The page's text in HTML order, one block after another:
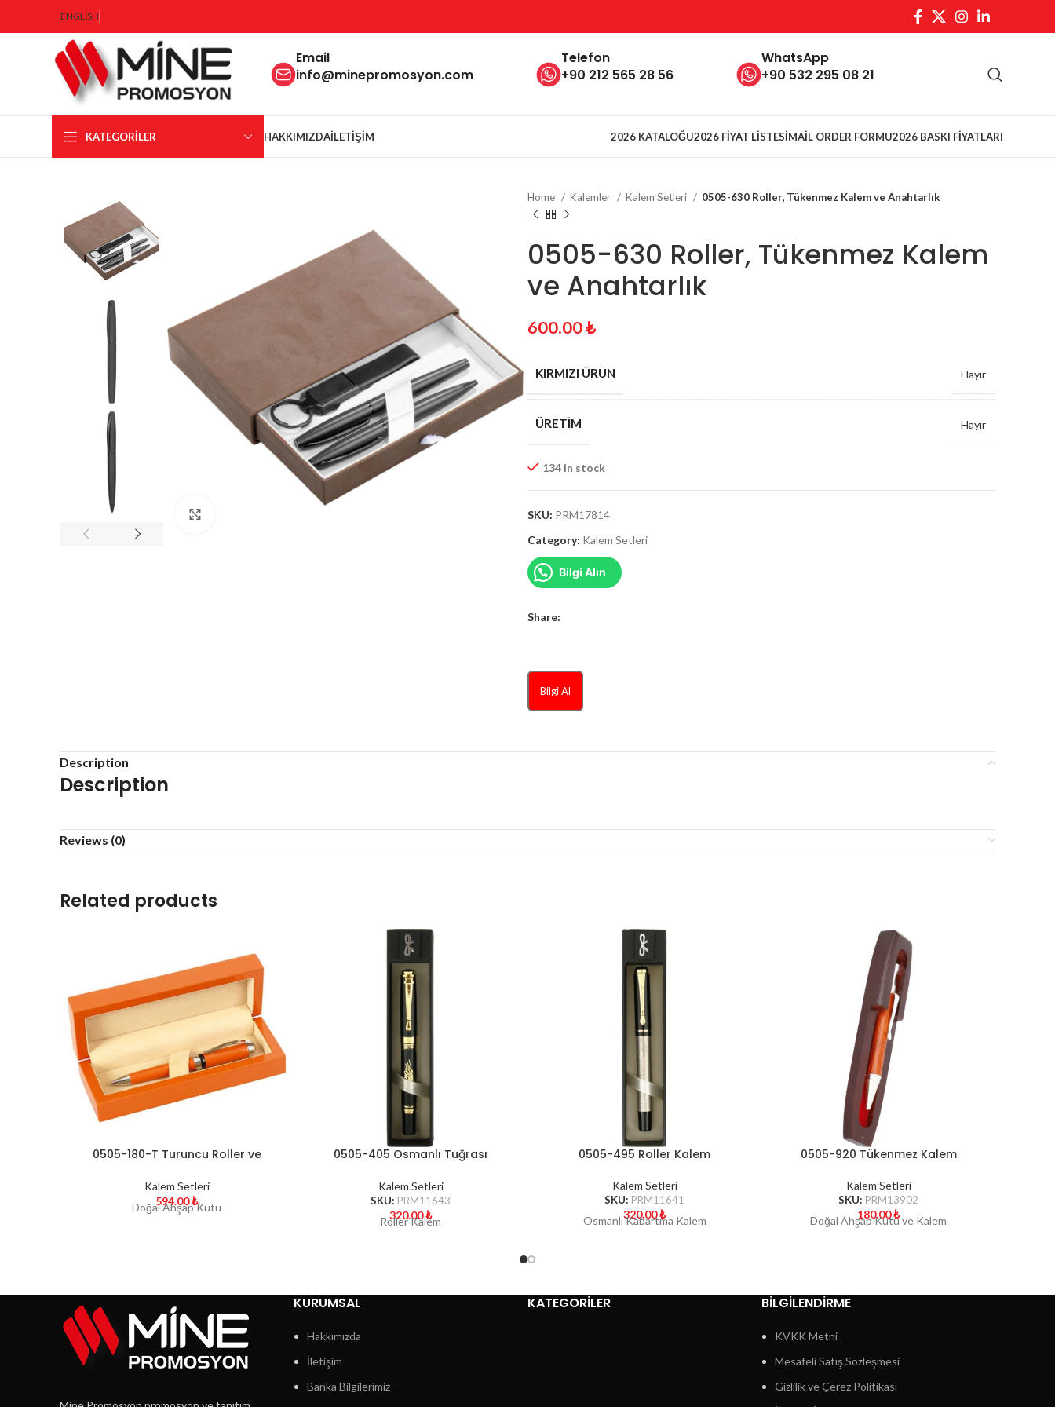
ENGLISH
Email
info@minepromosyon.com
Telefon
+90 212 565 28 56
WhatsApp
+90 532 295 08 21
KATEGORILER HAKKIMIZDAİLETIŞIM 2026 KATALOĞU2026 FİYAT LİSTESİMAİL ORDER FORMU2026 BASKI FİYATLARI
Home Kalemler Kalem Setleri 0505-630 Roller, Tükenmez Kalem ve Anahtarlık
0505-630 Roller, Tükenmez Kalem
ve Anahtarlık
600.00₺
KIRMIZI ÜRÜN Hayır
ÜRETIM Hayır
134 in stock
SKU: PRM17814
Category: Kalem Setleri
Bilgi Alın
Share:
Bilgi Al
Description
Description
Reviews (0)
Related products
0505-180-T Turuncu Roller ve
Kalem Setleri
594.00₺
Doğal Ahşap Kutu
0505-405 Osmanlı Tuğrası
Kalem Setleri
SKU: PRM11643
320.00₺
Roller Kalem
0505-495 Roller Kalem
Kalem Setleri
SKU: PRM11641
320.00₺
Osmanlı Kabartma Kalem
0505-920 Tükenmez Kalem
Kalem Setleri
SKU: PRM13902
180.00₺
Doğal Ahşap Kutu ve Kalem
KURUMSAL
Hakkımızda
İletişim
Banka Bilgilerimiz
KATEGORİLER BİLGİLENDİRME
KVKK Metni
Mesafeli Satış Sözleşmesi
Gizlilik ve Çerez Politikası